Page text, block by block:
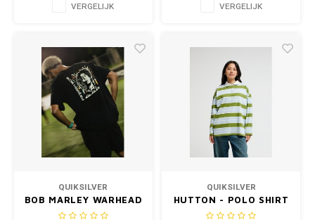
VERGELIJK VERGELIJK
QUIKSILVER
BOB MARLEY WARHEAD
- T-SHIRT KORTE
QUIKSILVER
HUTTON - POLO SHIRT
LANGE MOUWEN VOOR